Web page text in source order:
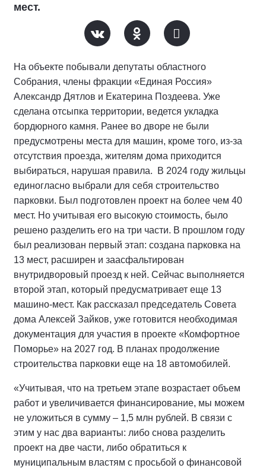
мест.
На объекте побывали депутаты областного
Собрания, члены фракции «Единая Россия»
Александр Дятлов и Екатерина Поздеева. Уже
сделана отсыпка территории, ведется укладка
бордюрного камня. Ранее во дворе не были
предусмотрены места для машин, кроме того, из-за
отсутствия проезда, жителям дома приходится
выбираться, нарушая правила. В 2024 году жильцы
единогласно выбрали для себя строительство
парковки. Был подготовлен проект на более чем 40
мест. Но учитывая его высокую стоимость, было
решено разделить его на три части. В прошлом году
был реализован первый этап: создана парковка на
13 мест, расширен и заасфальтирован
внутридворовый проезд к ней. Сейчас выполняется
второй этап, который предусматривает еще 13
машино-мест. Как рассказал председатель Совета
дома Алексей Зайков, уже готовится необходимая
документация для участия в проекте «Комфортное
Поморье» на 2027 год. В планах продолжение
строительства парковки еще на 18 автомобилей.
«Учитывая, что на третьем этапе возрастает объем
работ и увеличивается финансирование, мы можем
не уложиться в сумму – 1,5 млн рублей. В связи с
этим у нас два варианты: либо снова разделить
проект на две части, либо обратиться к
муниципальным властям с просьбой о финансовой